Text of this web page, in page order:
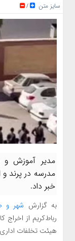
سایز متن
/
مدیر آموزش و
مدرسه در پرند
خبر داد.
به گزارش شهر و
رباط‌کریم از
هیئت تخلفات